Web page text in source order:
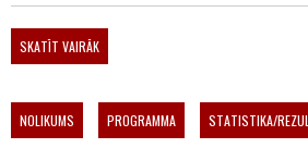
SKATĪT VAIRĀK
NOLIKUMS PROGRAMMA STATISTIKA/